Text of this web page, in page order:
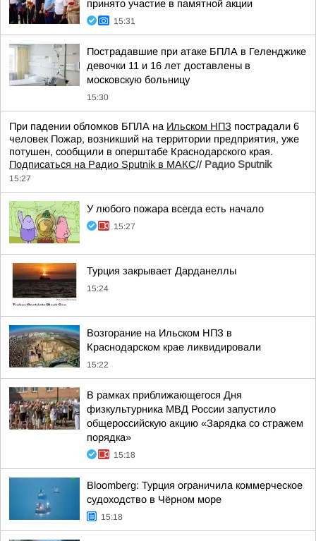
принято участие в памятной акции
15:31
Пострадавшие при атаке БПЛА в Геленджике
девочки 11 и 16 лет доставлены в
московскую больницу
15:30
При падении обломков БПЛА на Ильском НПЗ пострадали 6
человек Пожар, возникший на территории предприятия, уже
потушен, сообщили в оперштабе Краснодарского края.
Подписаться на Радио Sputnik в МАКС// Радио Sputnik
15:27
У любого пожара всегда есть начало
15:27
Турция закрывает Дарданеллы
15:24
Возгорание на Ильском НПЗ в
Краснодарском крае ликвидировали
15:22
В рамках приближающегося Дня
физкультурника МВД России запустило
общероссийскую акцию «Зарядка со стражем
порядка»
15:18
Bloomberg: Турция ограничила коммерческое
судоходство в Чёрном море
15:18